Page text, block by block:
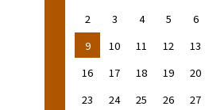
2
3 4 5 6
9
10 11 12 13
16
17 18 19 20
23
24 25 26 27